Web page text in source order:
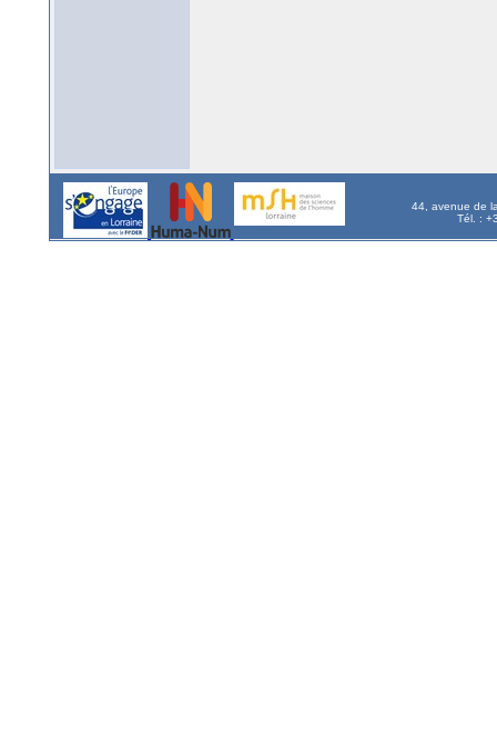
44, avenue de
Tél. :